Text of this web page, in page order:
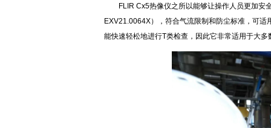
FLIR Cx5热像仪之所以能够让操作人员更加安
EXV21.0064X），符合气流限制和防尘标准，可
能快速轻松地进行T类检查，因此它非常适用于大